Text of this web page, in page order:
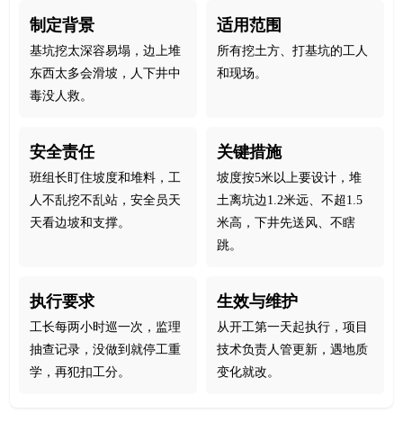
制定背景
基坑挖太深容易塌，边上堆
东西太多会滑坡，人下井中
毒没人救。
适用范围
所有挖土方、打基坑的工人
和现场。
安全责任
班组长盯住坡度和堆料，工
人不乱挖不乱站，安全员天
天看边坡和支撑。
关键措施
坡度按5米以上要设计，堆
土离坑边1.2米远、不超1.5
米高，下井先送风、不瞎
跳。
执行要求
工长每两小时巡一次，监理
抽查记录，没做到就停工重
学，再犯扣工分。
生效与维护
从开工第一天起执行，项目
技术负责人管更新，遇地质
变化就改。